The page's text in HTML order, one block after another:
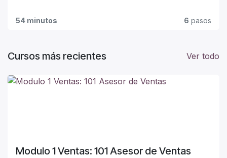
54 minutos 6 pasos
Ver todo
Cursos más recientes
Modulo 1 Ventas: 101 Asesor de Ventas